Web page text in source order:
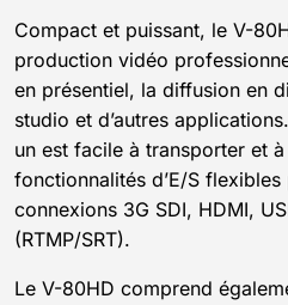
Compact et puissant, le V-
production vidéo
en présentiel, la diffusion en
studio et d’autres
un est facile à transporter et
fonctionnalités d’E/S
connexions 3G SDI, HDMI,
(RTMP/SRT).
Le V-80HD comprend